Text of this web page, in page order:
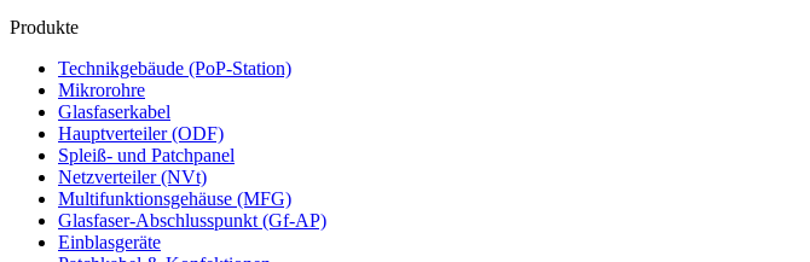
Produkte
Technikgebäude (PoP-Station)
Mikrorohre
Glasfaserkabel
Hauptverteiler (ODF)
Spleiß- und Patchpanel
Netzverteiler (NVt)
Multifunktionsgehäuse (MFG)
Glasfaser-Abschlusspunkt (Gf-AP)
Einblasgeräte